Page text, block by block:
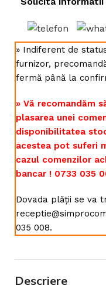
» Indiferent de
furnizor,
fermă până la
» Vă recomandăm
plasarea unei
disponibilitatea
acestea pot suferi
cazul comenzilor
bancar ! 0733 035
Dovada plății se va
035 008.
Descriere